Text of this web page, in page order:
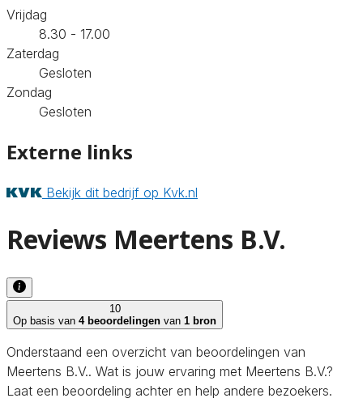
Vrijdag
8.30 - 17.00
Zaterdag
Gesloten
Zondag
Gesloten
Externe links
Bekijk dit bedrijf op Kvk.nl
Reviews Meertens B.V.
10
Op basis van 4 beoordelingen van 1 bron
Onderstaand een overzicht van beoordelingen van
Meertens B.V.. Wat is jouw ervaring met Meertens B.V.?
Laat een beoordeling achter en help andere bezoekers.